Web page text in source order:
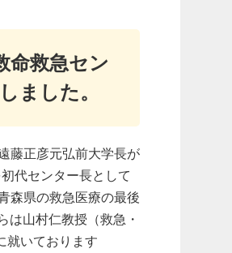
命救急セン
ました。
藤正彦元弘前大学長が
代センター長として
森県の救急医療の最後
山村仁教授（救急・
就いております